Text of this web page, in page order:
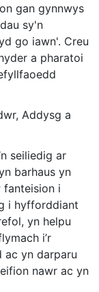
gan gynnwys
sy'n
go iawn'. Creu
a pharatoi
Addysg a
seiliedig ar
barhaus yn
fanteision i
i hyfforddiant
yn helpu
i’r
ac yn darparu
nawr ac yn